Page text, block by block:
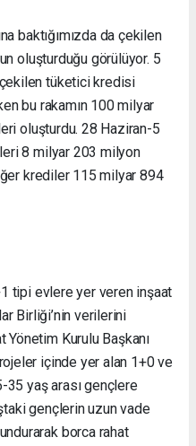
baktığımızda da çekilen
oluşturduğu görülüyor. 5
tüketici kredisi
bu rakamın 100 milyar
oluşturdu. 28 Haziran-5
8 milyar 203 milyon
krediler 115 milyar 894
tipi evlere yer veren inşaat
Birliği’nin verilerini
Yönetim Kurulu Başkanı
içinde yer alan 1+0 ve
35 yaş arası gençlere
gençlerin uzun vade
borca rahat